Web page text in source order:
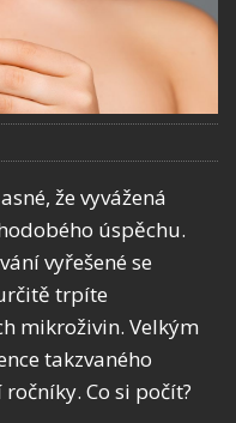
že vyvážená
úspěchu.
vyřešené se
trpíte
mikroživin. Velkým
takzvaného
Co si počít?